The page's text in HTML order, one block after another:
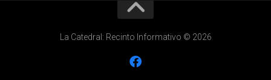
La Catedral: Recinto Informativo © 2026